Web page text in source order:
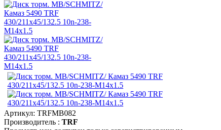
Артикул: TRFMB082
Производитель : TRF